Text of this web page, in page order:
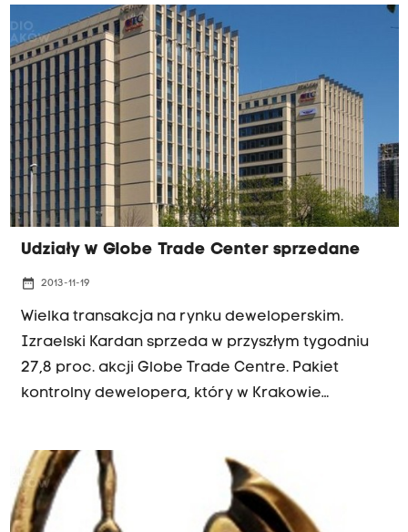
Udziały w Globe Trade Center sprzedane
date_range 2013-11-19
Wielka transakcja na rynku deweloperskim.
Izraelski Kardan sprzeda w przyszłym tygodniu
27,8 proc. akcji Globe Trade Centre. Pakiet
kontrolny dewelopera, który w Krakowie
kapitałowy Lone Star.